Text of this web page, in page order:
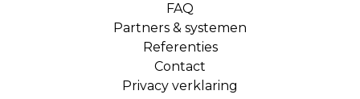
FAQ
Partners & systemen
Referenties
Contact
Privacy verklaring